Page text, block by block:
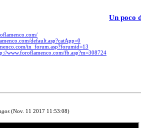
Un poco
default.asp?catApp=0
in_forum.asp?forumid=13
www.foroflamenco.com/fb.asp?m=308724
(Nov. 11 2017 11:53:08)